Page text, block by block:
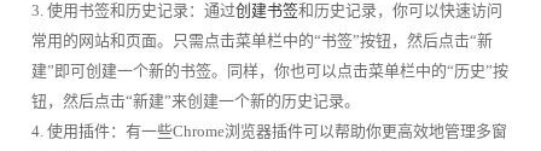
3. 使用书签和历史记录：通过创建书签和历史记录，你可以快速访问
常用的网站和页面。只需点击菜单栏中的“书签”按钮，然后点击“新
建”即可创建一个新的书签。同样，你也可以点击菜单栏中的“历史”按
钮，然后点击“新建”来创建一个新的历史记录。
4. 使用插件：有一些Chrome浏览器插件可以帮助你更高效地管理多窗